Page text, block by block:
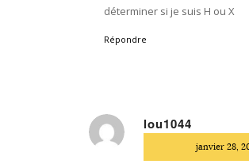
déterminer si je suis H ou X
Répondre
lou1044
janvier 28,